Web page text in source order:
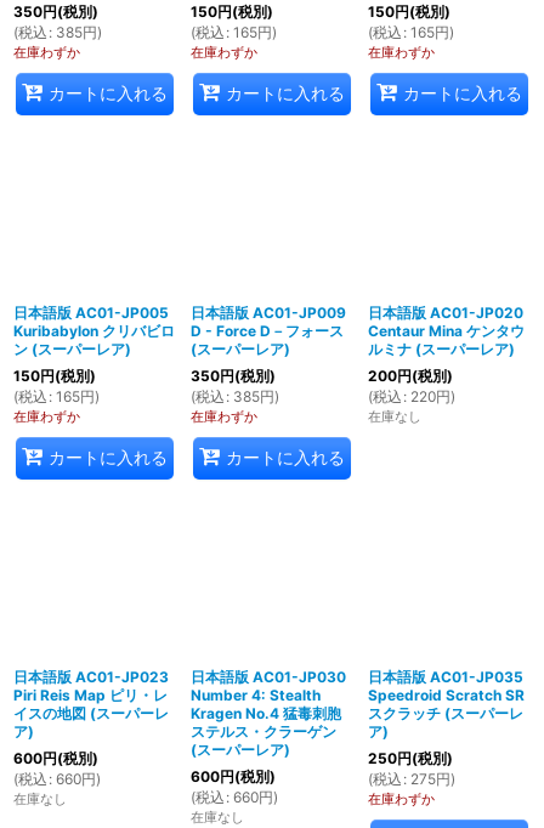
350円(税別)
(税込 : 385円)
在庫わずか
カートに入れる
150円(税別)
(税込 : 165円)
在庫わずか
カートに入れる
150円(税別)
(税込 : 165円)
在庫わずか
カートに入れる
日本語版 AC01-JP005
Kuribabylon クリバビロ
ン (スーパーレア)
150円(税別)
(税込 : 165円)
在庫わずか
カートに入れる
日本語版 AC01-JP009
D - Force D－フォース
(スーパーレア)
350円(税別)
(税込 : 385円)
在庫わずか
カートに入れる
日本語版 AC01-JP020
Centaur Mina ケンタウ
ルミナ (スーパーレア)
200円(税別)
(税込 : 220円)
在庫なし
日本語版 AC01-JP023
Piri Reis Map ピリ・レ
イスの地図 (スーパーレ
ア)
600円(税別)
(税込 : 660円)
在庫なし
日本語版 AC01-JP030
Number 4: Stealth
Kragen No.4 猛毒刺胞
ステルス・クラーゲン
(スーパーレア)
600円(税別)
(税込 : 660円)
在庫なし
日本語版 AC01-JP035
Speedroid Scratch SR
スクラッチ (スーパーレ
ア)
250円(税別)
(税込 : 275円)
在庫わずか